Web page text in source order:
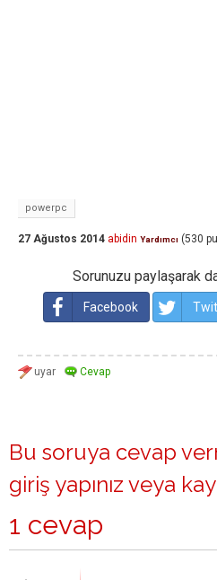
powerpc
27 Ağustos 2014 abidin Yardımcı (530
Sorunuzu paylaşarak
Facebook
Bu soruya cevap
giriş yapınız veya
1 cevap